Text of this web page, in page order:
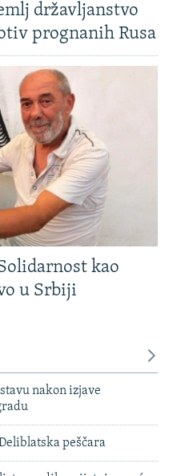
državljanstvo
prognanih Rusa
kao
u Srbiji
nakon izjave
peščara